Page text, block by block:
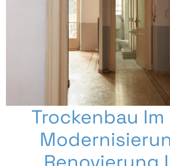
Trockenbau